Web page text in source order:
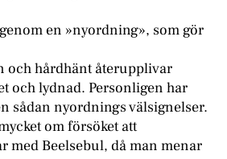
en »nyordning», som gör
och hårdhänt återupplivar
och lydnad. Personligen har
sådan nyordnings välsignelser.
om försöket att
med Beelsebul, då man menar